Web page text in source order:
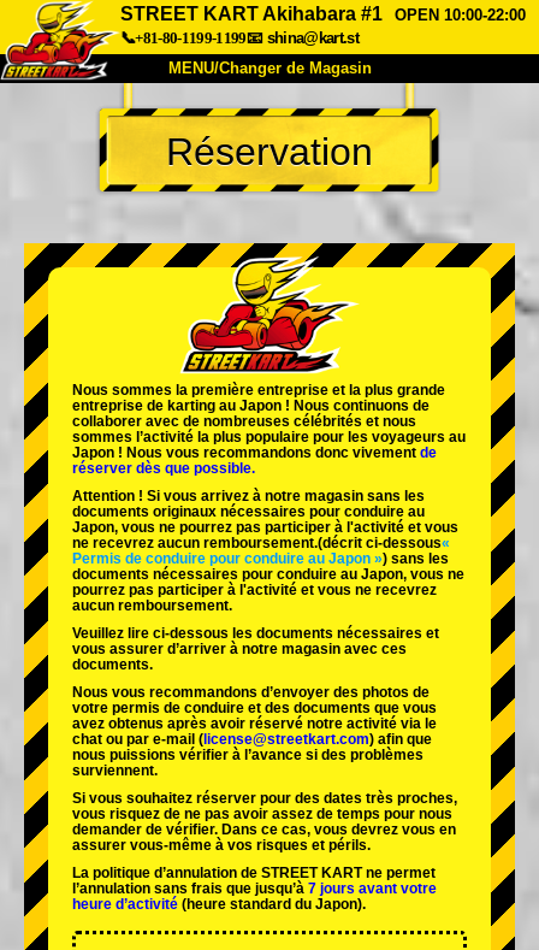
STREET KART Akihabara #1
OPEN 10:00-22:00
📞+81-80-1199-1199📧 shina@kart.st
MENU/Changer de Magasin
ACCUEIL
À Propos Caractéristiques Tarifs
Entreprise Réservation
Changer de Magasin
Tokyo Shinagawa Tokyo Akihabara#1
Tokyo Akihabara#2
Tokyo Shibuya Annexe Baie de Tokyo
Tokyo Asakusa Osaka
Réservation
Nous sommes la première entreprise et la plus grande
entreprise de karting au Japon ! Nous continuons de
collaborer avec de nombreuses célébrités et nous
sommes l’activité la plus populaire pour les voyageurs au
Japon ! Nous vous recommandons donc vivement de
réserver dès que possible.
Attention ! Si vous arrivez à notre magasin sans les
documents originaux nécessaires pour conduire au
Japon, vous ne pourrez pas participer à l'activité et vous
ne recevrez aucun remboursement.(décrit ci-dessous«
Permis de conduire pour conduire au Japon ») sans les
documents nécessaires pour conduire au Japon, vous ne
pourrez pas participer à l'activité et vous ne recevrez
aucun remboursement.
Veuillez lire ci-dessous les documents nécessaires et
vous assurer d’arriver à notre magasin avec ces
documents.
Nous vous recommandons d’envoyer des photos de
votre permis de conduire et des documents que vous
avez obtenus après avoir réservé notre activité via le
chat ou par e-mail ( license@streetkart.com) afin que
nous puissions vérifier à l’avance si des problèmes
surviennent.
Si vous souhaitez réserver pour des dates très proches,
vous risquez de ne pas avoir assez de temps pour nous
demander de vérifier. Dans ce cas, vous devrez vous en
assurer vous-même à vos risques et périls.
La politique d’annulation de STREET KART ne permet
l’annulation sans frais que jusqu’à 7 jours avant votre
heure d’activité (heure standard du Japon).